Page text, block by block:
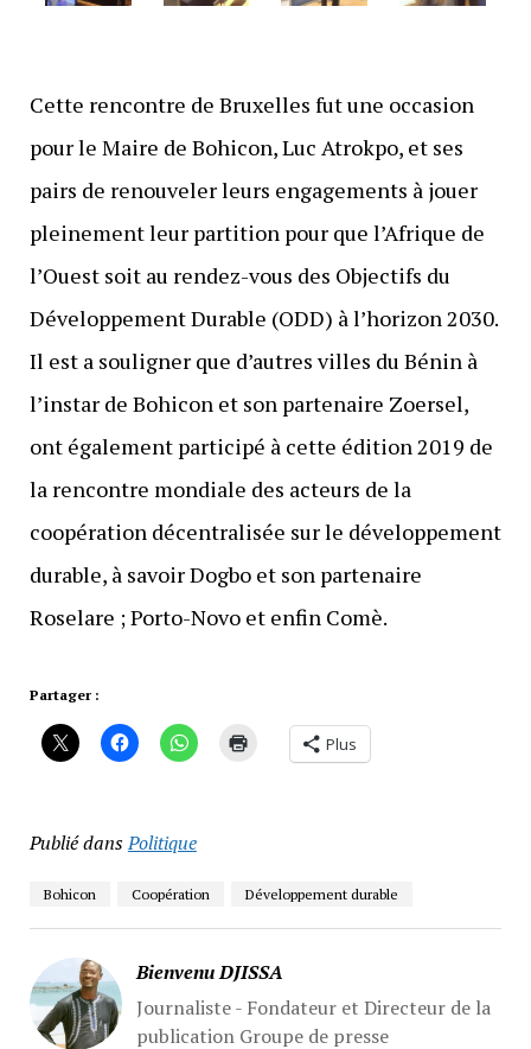
Cette rencontre de Bruxelles fut une occasion
pour le Maire de Bohicon, Luc Atrokpo, et ses
pairs de renouveler leurs engagements à jouer
pleinement leur partition pour que l’Afrique de
l’Ouest soit au rendez-vous des Objectifs du
Développement Durable (ODD) à l’horizon 2030.
Il est a souligner que d’autres villes du Bénin à
l’instar de Bohicon et son partenaire Zoersel,
ont également participé à cette édition 2019 de
la rencontre mondiale des acteurs de la
coopération décentralisée sur le développement
durable, à savoir Dogbo et son partenaire
Roselare ; Porto-Novo et enfin Comè.
Partager :
Plus
Publié dansPolitique
Bohicon Coopération Développement durable
Bienvenu DJISSA
Journaliste - Fondateur et Directeur de la
publication Groupe de presse